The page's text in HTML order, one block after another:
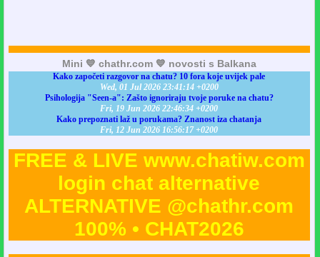
Mini 💙 chathr.com 💙 novosti s Balkana
Kako započeti razgovor na chatu? 10 fora koje uvijek pale
Wed, 01 Jul 2026 23:41:14 +0200
Psihologija "Seen-a": Zašto ignoriraju tvoje poruke na chatu?
Fri, 19 Jun 2026 22:46:34 +0200
Kako prepoznati laž u porukama? Znanost iza chatanja
Fri, 12 Jun 2026 16:56:17 +0200
FREE & LIVE www.chatiw.com
login chat alternative
ALTERNATIVE @chathr.com
100% • CHAT2026